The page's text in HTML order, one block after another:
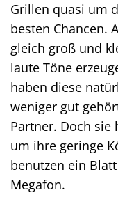
Grillen quasi um
besten Chancen.
gleich groß und
laute Töne
haben diese
weniger gut
Partner. Doch sie
um ihre geringe
benutzen ein
Megafon.